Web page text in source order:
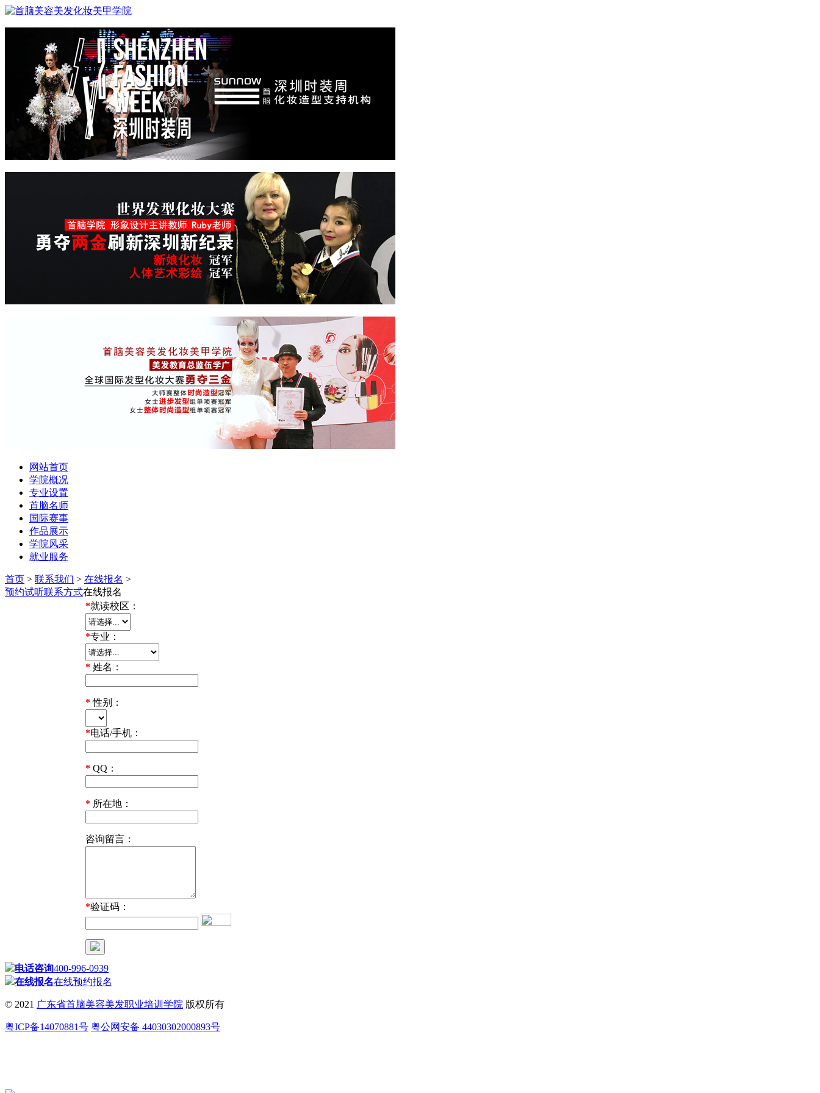
网站首页
学院概况
专业设置
首脑名师
国际赛事
作品展示
学院风采
就业服务
首页 > 联系我们 > 在线报名 >
预约试听联系方式在线报名
*就读校区：
*专业：
* 姓名：
*性别：
*电话/手机：
* QQ：
* 所在地：
咨询留言：
*验证码：
电话咨询400-996-0939
在线报名在线预约报名
© 2021 广东省首脑美容美发职业培训学院 版权所有
粤ICP备14070881号 粤公网安备 44030302000893号